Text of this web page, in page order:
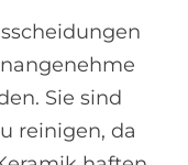
Sie sind
reinigen, da